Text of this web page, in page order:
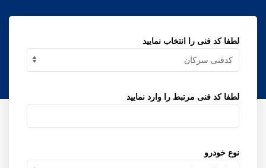
لطفا کد فنی را انتخاب نمایید
لطفا کد فنی مرتبط را وارد نمایید
نوع خودرو